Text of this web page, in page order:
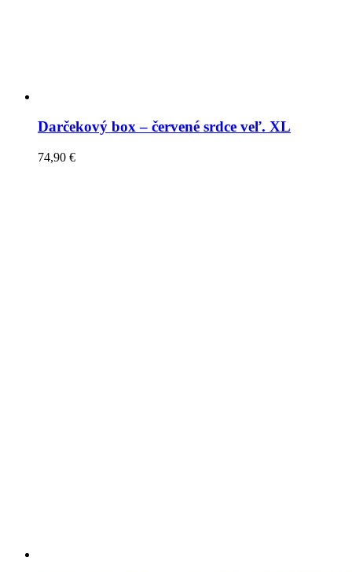
Darčekový box – červené srdce veľ. XL
74,90 €